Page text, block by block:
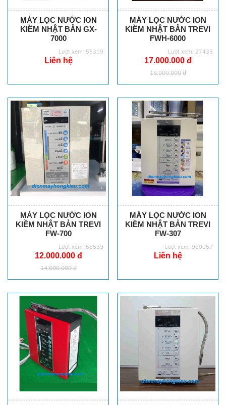
MÁY LỌC NƯỚC ION
KIỀM NHẬT BẢN GX-
7000
Lượt xem: 56319
Liên hệ
MÁY LỌC NƯỚC ION
KIỀM NHẬT BẢN TREVI
FWH-6000
Lượt xem: 27433
17.000.000 đ
18.000.000 đ
MÁY LỌC NƯỚC ION
KIỀM NHẬT BẢN TREVI
FW-700
Lượt xem: 58559
12.000.000 đ
14.000.000 đ
MÁY LỌC NƯỚC ION
KIỀM NHẬT BẢN TREVI
FW-307
Lượt xem: 980057
Liên hệ